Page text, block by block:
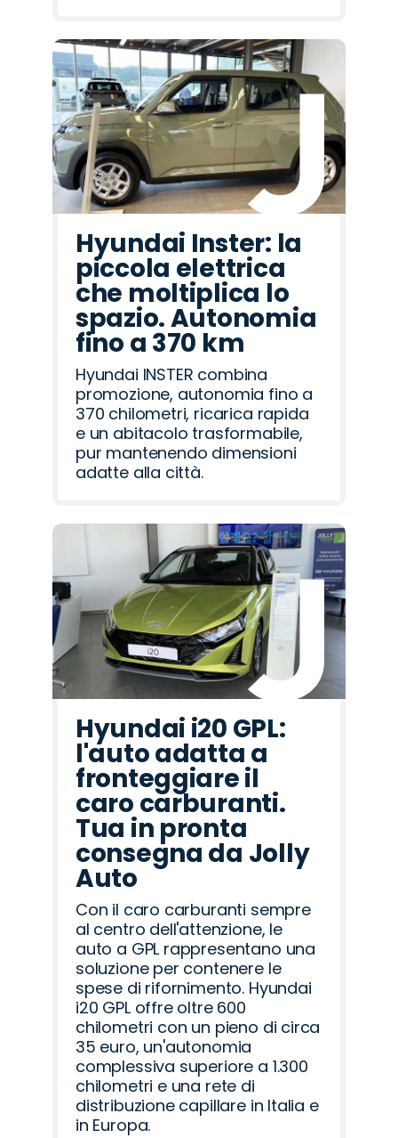
Hyundai Inster: la
piccola elettrica
che moltiplica lo
spazio. Autonomia
fino a 370 km
Hyundai INSTER combina
promozione, autonomia fino a
370 chilometri, ricarica rapida
e un abitacolo trasformabile,
pur mantenendo dimensioni
adatte alla città.
Hyundai i20 GPL:
l'auto adatta a
fronteggiare il
caro carburanti.
Tua in pronta
consegna da Jolly
Auto
Con il caro carburanti sempre
al centro dell'attenzione, le
auto a GPL rappresentano una
soluzione per contenere le
spese di rifornimento. Hyundai
i20 GPL offre oltre 600
chilometri con un pieno di circa
35 euro, un'autonomia
complessiva superiore a 1.300
chilometri e una rete di
distribuzione capillare in Italia e
in Europa.